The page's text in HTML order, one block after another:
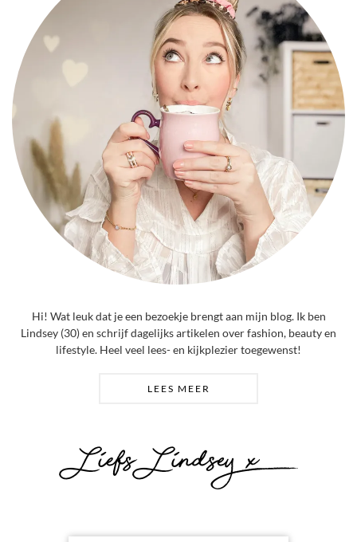
Hi! Wat leuk dat je een bezoekje brengt aan mijn blog. Ik ben
Lindsey (30) en schrijf dagelijks artikelen over fashion, beauty en
lifestyle. Heel veel lees- en kijkplezier toegewenst!
LEES MEER